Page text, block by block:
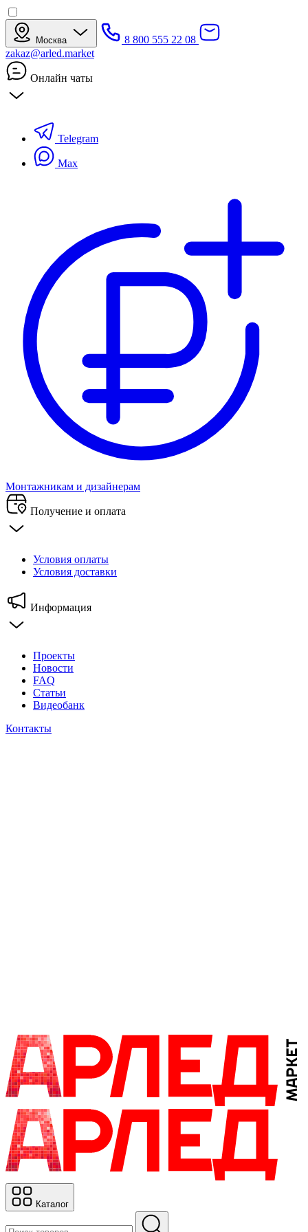
Москва
8 800 555 22 08
zakaz@arled.market
Онлайн чаты
Telegram
Max
Монтажникам и дизайнерам
Получение и оплата
Условия оплаты
Условия доставки
Информация
Проекты
Новости
FAQ
Статьи
Видеобанк
Контакты
Каталог